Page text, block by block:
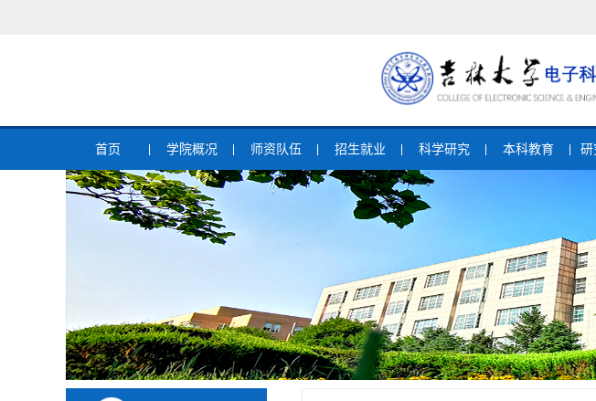
首页 学院概况 师资队伍 招生就业 科学研究 本科教育 研